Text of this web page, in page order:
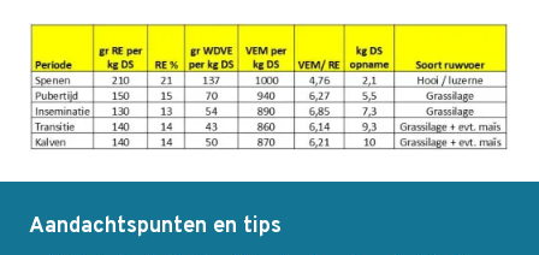
Aandachtspunten en tips